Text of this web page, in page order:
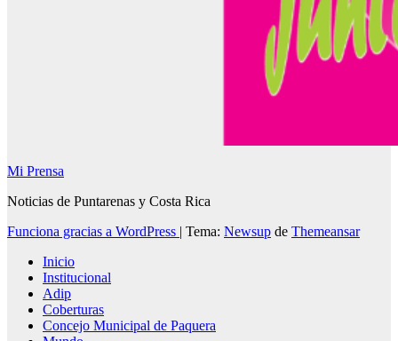
Mi Prensa
Noticias de Puntarenas y Costa Rica
Funciona gracias a WordPress | Tema: Newsup de Themeansar
Inicio
Institucional
Adip
Coberturas
Concejo Municipal de Paquera